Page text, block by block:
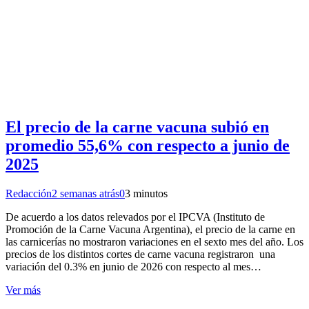
El precio de la carne vacuna subió en
promedio 55,6% con respecto a junio de
2025
Redacción2 semanas atrás03 minutos
De acuerdo a los datos relevados por el IPCVA (Instituto de
Promoción de la Carne Vacuna Argentina), el precio de la carne en
las carnicerías no mostraron variaciones en el sexto mes del año. Los
precios de los distintos cortes de carne vacuna registraron una
variación del 0.3% en junio de 2026 con respecto al mes…
Ver más